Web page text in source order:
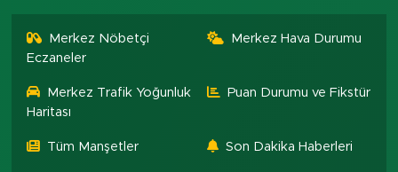
Merkez Nöbetçi
Eczaneler
Merkez Hava Durumu
Merkez Trafik Yoğunluk
Haritası
Puan Durumu ve Fikstür
Tüm Manşetler Son Dakika Haberleri